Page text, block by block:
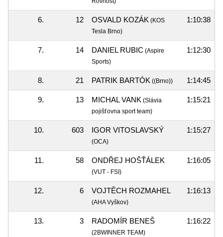
6. 12 OSVALD KOZÁK (KOS
Tesla Brno)
1:10:38
7. 14 DANIEL RUBIC (Aspire
Sports)
1:12:30
8. 21 PATRIK BARTÓK ((Brno)) 1:14:45
9. 13 MICHAL VANK (Slávia
pojišťovna sport team)
1:15:21
10. 603 IGOR VITOSLAVSKÝ
(OCA)
1:15:27
11. 58 ONDŘEJ HOŠŤÁLEK
(VUT - FSI)
1:16:05
12. 6 VOJTĚCH ROZMAHEL
(AHA Vyškov)
1:16:13
13. 3 RADOMÍR BENEŠ
(2BWINNER TEAM)
1:16:22